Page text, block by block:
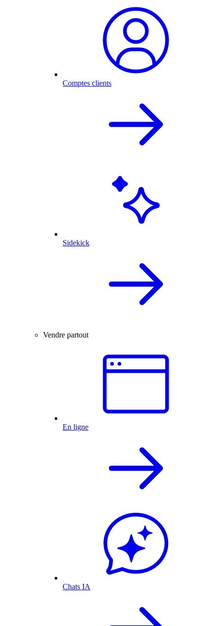
Comptes clients
Sidekick
Vendre partout
En ligne
Chats IA